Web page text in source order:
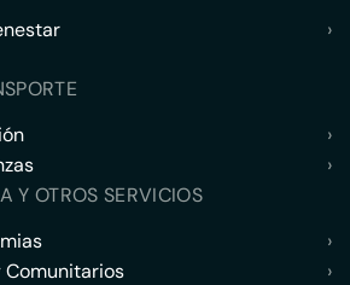
›
›
›
Y OTROS SERVICIOS
›
Comunitarios
›